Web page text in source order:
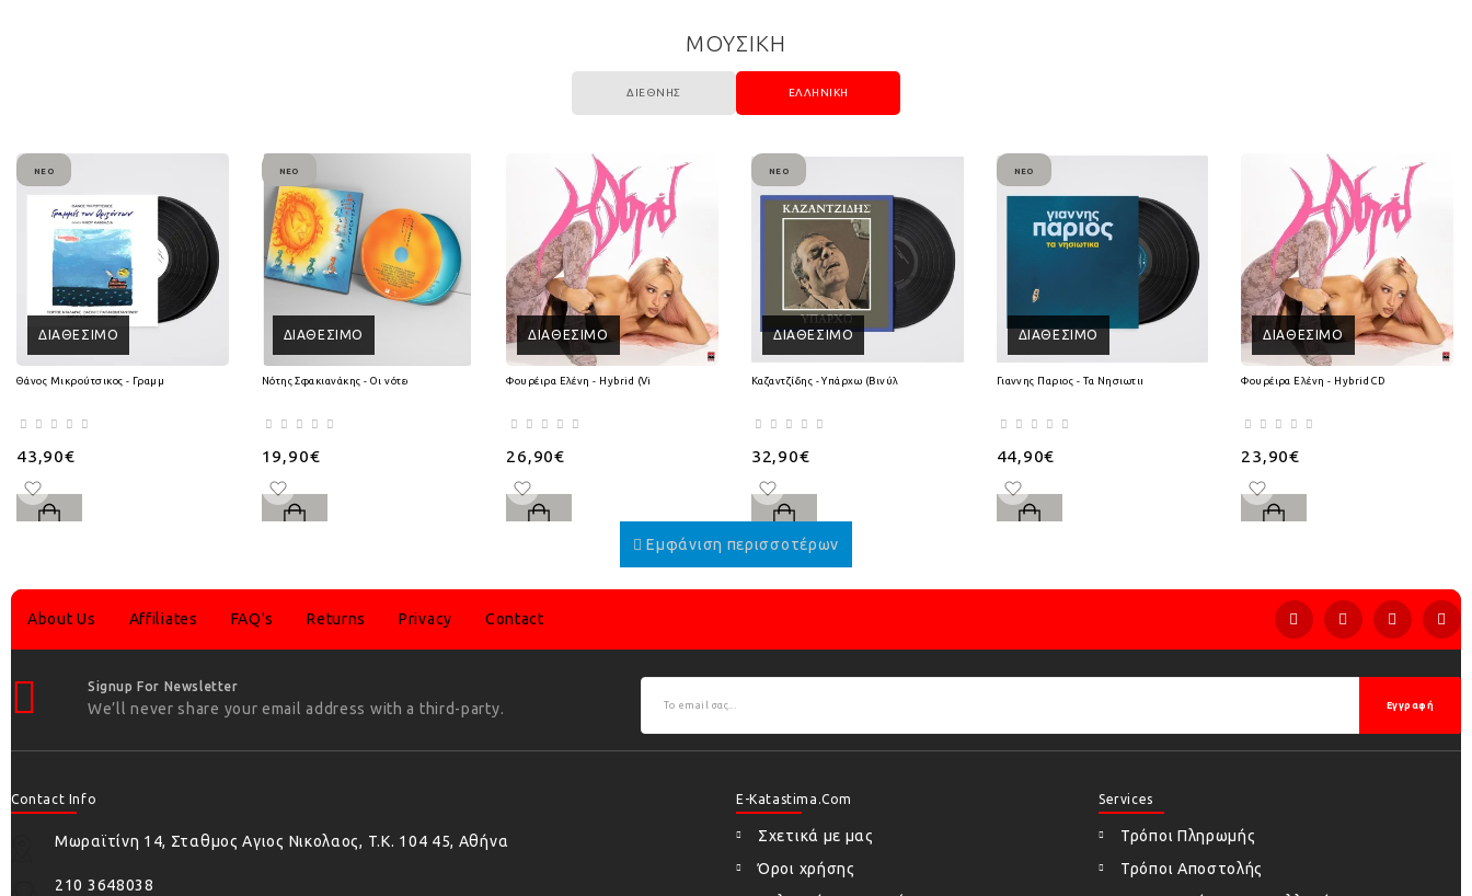
ΜΟΥΣΙΚΗ
ΔΙΕΘΝΉΣ ΕΛΛΗΝΙΚΉ
ΔΙΑΘΈΣΙΜΟ
ΝΈΟ
Θάνος Μικρούτσικος - Γραμμές των Οριζόντων (2Lp Vinyl)
43,90€
ΔΙΑΘΈΣΙΜΟ
ΝΈΟ
Νότης Σφακιανάκης - Οι νότες είναι 7 ψυχές (2CD)
19,90€
ΔΙΑΘΈΣΙΜΟ
Φουρέιρα Ελένη - Hybrid (Vinyl LP)
26,90€
ΔΙΑΘΈΣΙΜΟ
ΝΈΟ
Καζαντζίδης - Υπάρχω (Βινύλιο Lp)
32,90€
ΔΙΑΘΈΣΙΜΟ
ΝΈΟ
Γιαννης Παριος - Τα Νησιωτικα (2Lp) (Βινύλιο)
44,90€
ΔΙΑΘΈΣΙΜΟ
Φουρέιρα Ελένη - Hybrid CD
23,90€
About Us Affiliates FAQ's Returns Privacy Contact
Signup For Newsletter
We’ll never share your email address with a third-party. Εγγραφή
Contact Info
Μωραϊτίνη 14, Σταθμος Αγιος Νικολαος, T.K. 104 45, Αθήνα
210 3648038
E-Katastima.com
Σχετικά με μας
Όροι χρήσης
Services
Τρόποι Πληρωμής
Τρόποι Αποστολής